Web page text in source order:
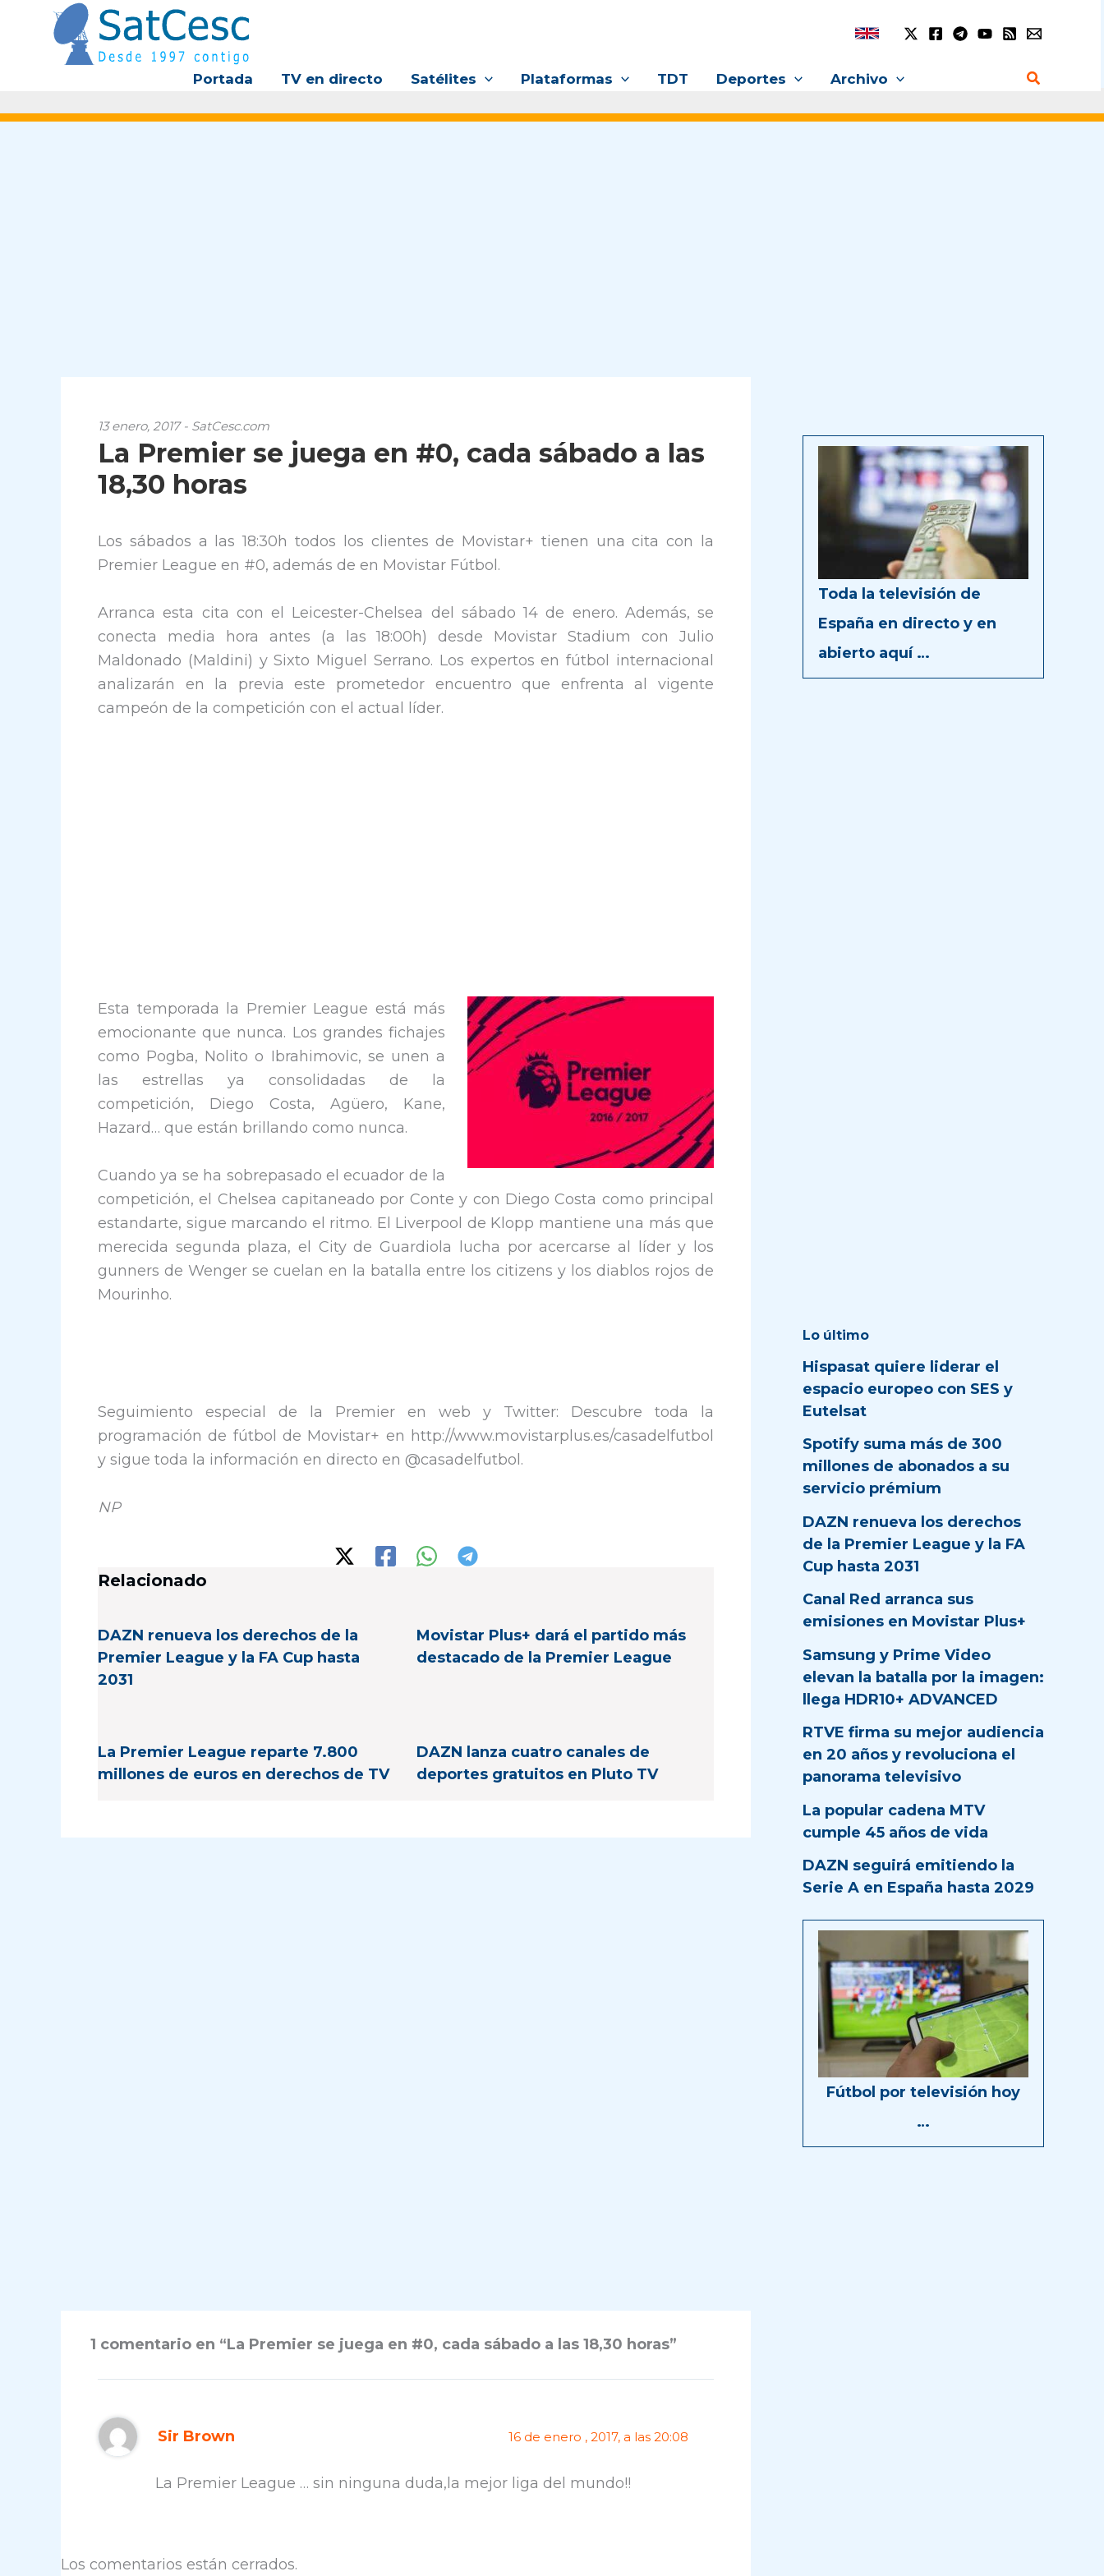
contenido
Portada TV en directo Satélites Plataformas TDT Deportes Archivo Buscar
13 enero, 2017 - SatCesc.com
La Premier se juega en #0, cada sábado a las
18,30 horas
Los sábados a las 18:30h todos los clientes de Movistar+ tienen una cita con la
Premier League en #0, además de en Movistar Fútbol.
Arranca esta cita con el Leicester-Chelsea del sábado 14 de enero. Además, se
conecta media hora antes (a las 18:00h) desde Movistar Stadium con Julio
Maldonado (Maldini) y Sixto Miguel Serrano. Los expertos en fútbol internacional
analizarán en la previa este prometedor encuentro que enfrenta al vigente
campeón de la competición con el actual líder.
Esta temporada la Premier League está más
emocionante que nunca. Los grandes fichajes
como Pogba, Nolito o Ibrahimovic, se unen a
las estrellas ya consolidadas de la
competición, Diego Costa, Agüero, Kane,
Hazard… que están brillando como nunca.
Cuando ya se ha sobrepasado el ecuador de la
competición, el Chelsea capitaneado por Conte y con Diego Costa como principal
estandarte, sigue marcando el ritmo. El Liverpool de Klopp mantiene una más que
merecida segunda plaza, el City de Guardiola lucha por acercarse al líder y los
gunners de Wenger se cuelan en la batalla entre los citizens y los diablos rojos de
Mourinho.
Seguimiento especial de la Premier en web y Twitter: Descubre toda la
programación de fútbol de Movistar+ en http://www.movistarplus.es/casadelfutbol
y sigue toda la información en directo en @casadelfutbol.
NP
Relacionado
DAZN renueva los derechos de la
Premier League y la FA Cup hasta
2031
Movistar Plus+ dará el partido más
destacado de la Premier League
La Premier League reparte 7.800
millones de euros en derechos de TV
DAZN lanza cuatro canales de
deportes gratuitos en Pluto TV
1 comentario en “La Premier se juega en #0, cada sábado a las 18,30 horas”
Sir Brown 16 de enero , 2017, a las 20:08
La Premier League … sin ninguna duda,la mejor liga del mundo!!
Los comentarios están cerrados.
Toda la televisión de
España en directo y en
abierto aquí …
Lo último
Hispasat quiere liderar el
espacio europeo con SES y
Eutelsat
Spotify suma más de 300
millones de abonados a su
servicio prémium
DAZN renueva los derechos
de la Premier League y la FA
Cup hasta 2031
Canal Red arranca sus
emisiones en Movistar Plus+
Samsung y Prime Video
elevan la batalla por la imagen:
llega HDR10+ ADVANCED
RTVE firma su mejor audiencia
en 20 años y revoluciona el
panorama televisivo
La popular cadena MTV
cumple 45 años de vida
DAZN seguirá emitiendo la
Serie A en España hasta 2029
Fútbol por televisión hoy
…